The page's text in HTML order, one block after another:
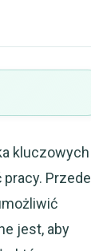
kluczowych
Przede
jest, aby